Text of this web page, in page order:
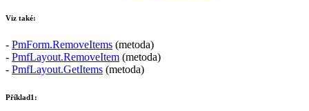
Viz také:
- PmForm.RemoveItems (metoda)
- PmfLayout.RemoveItem (metoda)
- PmfLayout.GetItems (metoda)
Příklad1: